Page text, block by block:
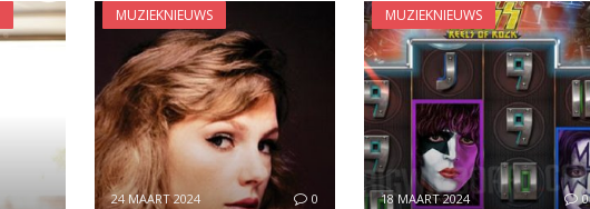
MUZIEKNIEUWS
24 MAART 2024 0
MUZIEKNIEUWS
18 MAART 2024 0